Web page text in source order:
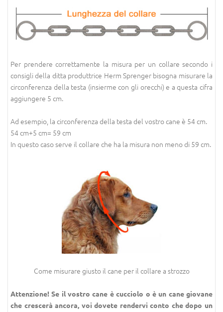
Per prendere correttamente la misura per un collare secondo i
consigli della ditta produttrice Herm Sprenger bisogna misurare la
circonferenza della testa (insierme con gli orecchi) e a questa cifra
aggiungere 5 cm.
Ad esempio, la circonferenza della testa del vostro cane è 54 cm.
54 cm+5 cm= 59 cm
In questo caso serve il collare che ha la misura non meno di 59 cm.
Come misurare giusto il cane per il collare a strozzo
Attenzione! Se il vostro cane è cucciolo o è un cane giovane
che crescerà ancora, voi dovete rendervi conto che dopo un